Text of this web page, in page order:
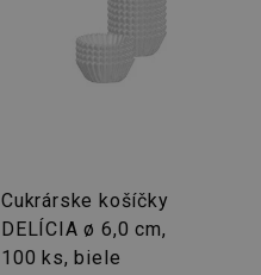
Cukrárske košíčky
DELÍCIA ø 6,0 cm,
100 ks, biele